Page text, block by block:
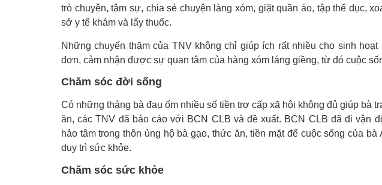
trò chuyện, tâm sự, chia sẻ chuyện làng xóm, giặt quần áo, tập thể dục,
sở y tế khám và lấy thuốc.
Những chuyến thăm của TNV không chỉ giúp ích rất nhiều cho sinh
đơn, cảm nhận được sự quan tâm của hàng xóm láng giềng, từ đó cuộc
Chăm sóc đời sống
Có những tháng bà đau ốm nhiều số tiền trợ cấp xã hội không đủ giúp bà
ăn, các TNV đã báo cáo với BCN CLB và đề xuất. BCN CLB đã đi vận
hảo tâm trong thôn ủng hộ bà gạo, thức ăn, tiền mặt để cuộc sống của
duy trì sức khỏe.
Chăm sóc sức khỏe